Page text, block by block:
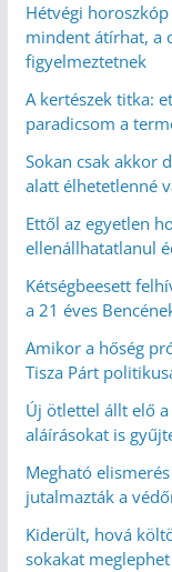
Hétvégi
mindent átírhat, a
figyelmeztetnek
A kertészek titka:
paradicsom a
Sokan csak akkor
alatt élhetetlenné
Ettől az egyetlen
ellenállhatatlanul
Kétségbeesett
a 21 éves
Amikor a hőség
Tisza Párt
Új ötlettel állt elő
aláírásokat is
Megható
jutalmazták a
Kiderült, hová
sokakat